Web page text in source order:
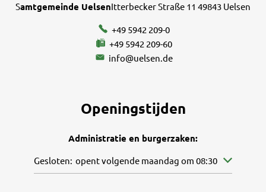
Samtgemeinde UelsenItterbecker Straße 11 49843 Uelsen
+49 5942 209-0
+49 5942 209-60
info@uelsen.de
Openingstijden
Administratie en burgerzaken:
Klik om andere openings- of sluitingstijden te verbergen
Gesloten: opent volgende maandag om 08:30